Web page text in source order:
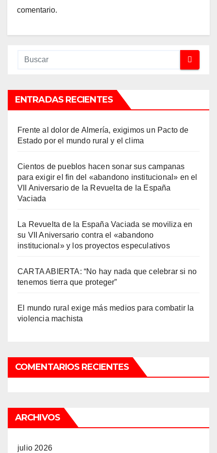
comentario.
ENTRADAS RECIENTES
Frente al dolor de Almería, exigimos un Pacto de
Estado por el mundo rural y el clima
Cientos de pueblos hacen sonar sus campanas
para exigir el fin del «abandono institucional» en el
VII Aniversario de la Revuelta de la España
Vaciada
La Revuelta de la España Vaciada se moviliza en
su VII Aniversario contra el «abandono
institucional» y los proyectos especulativos
CARTA ABIERTA: “No hay nada que celebrar si no
tenemos tierra que proteger”
El mundo rural exige más medios para combatir la
violencia machista
COMENTARIOS RECIENTES
ARCHIVOS
julio 2026